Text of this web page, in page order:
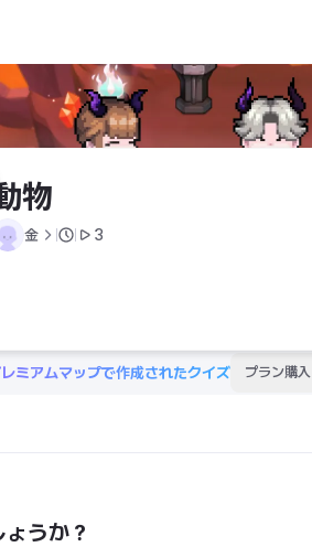
物
金 3
ミアムマップで作成されたクイズ プラン購入
うか？